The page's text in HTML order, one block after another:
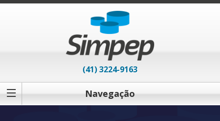
(41) 3224-9163
Navegação